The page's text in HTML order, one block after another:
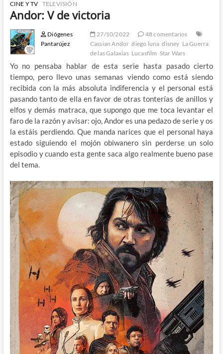
CINE Y TV TELEVISIÓN
Andor: V de victoria
Diógenes
Pantarújez
27/10/2022
48 comentarios
Cassian Andor diego luna disney La Guerra
de las Galaxias Lucasfilm Star Wars
Yo no pensaba hablar de esta serie hasta pasado cierto
tiempo, pero llevo unas semanas viendo como está siendo
recibida con la más absoluta indiferencia y el personal está
pasando tanto de ella en favor de otras tonterías de anillos y
elfos y demás matraca, que supongo que me toca levantar el
faro de la razón y avisar: ojo, Andor es una pedazo de serie y os
la estáis perdiendo. Que manda narices que el personal haya
estado siguiendo el mojón obiwanero sin perderse un solo
episodio y cuando esta gente saca algo realmente bueno pase
del tema.